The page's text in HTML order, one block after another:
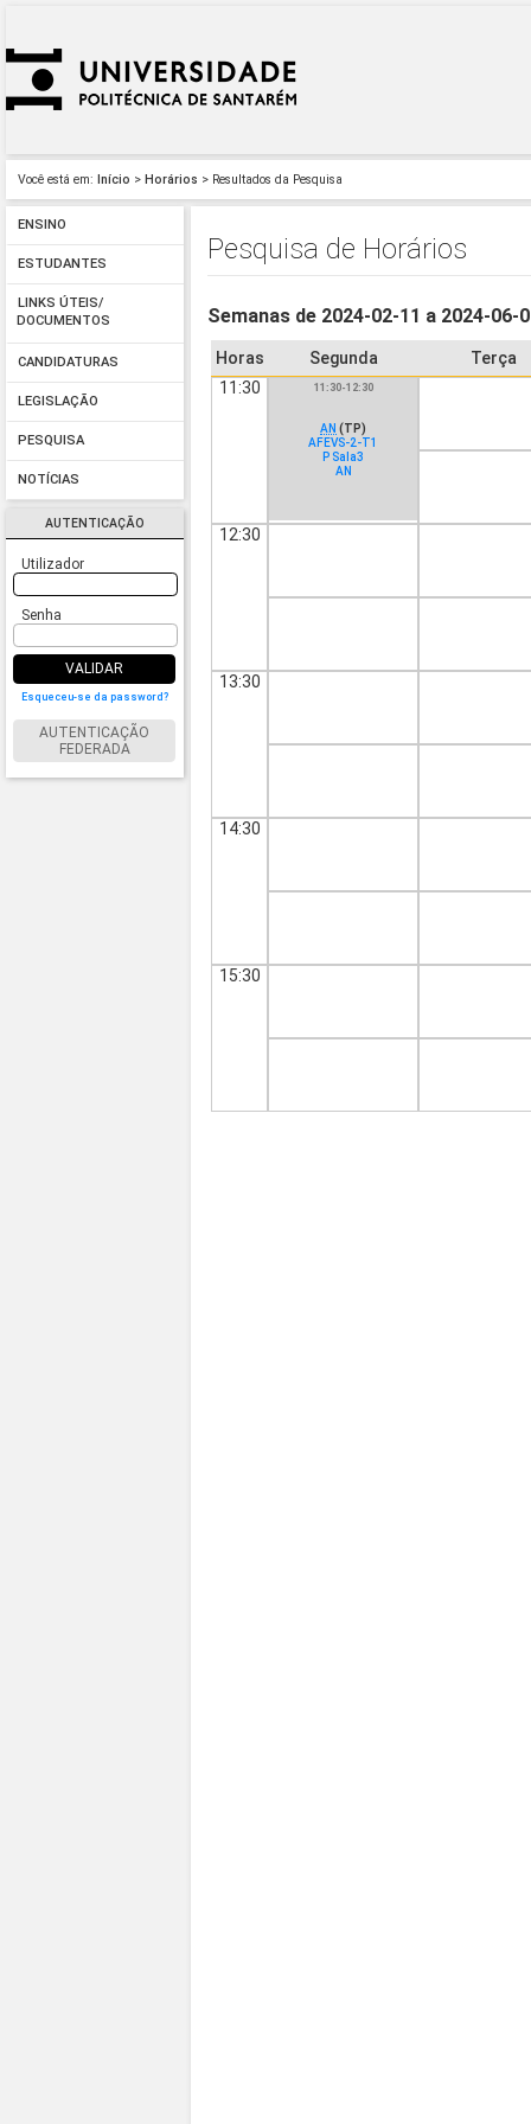
Você está em: Início > Horários > Resultados da Pesquisa
ENSINO
ESTUDANTES
LINKS ÚTEIS/
DOCUMENTOS
CANDIDATURAS
LEGISLAÇÃO
PESQUISA
NOTÍCIAS
AUTENTICAÇÃO
Utilizador
Senha
VALIDAR
Esqueceu-se da password?
AUTENTICAÇÃO
FEDERADA
Pesquisa de Horários
Semanas de 2024-02-11 a 2024-06-
Horas Segunda
Terça
11:30
11:30-12:30
AN (TP)
AFEVS-2-T1
P Sala3
AN
12:30
13:30
14:30
15:30